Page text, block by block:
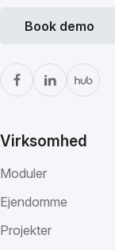
Book demo
Virksomhed
Moduler
Ejendomme
Projekter